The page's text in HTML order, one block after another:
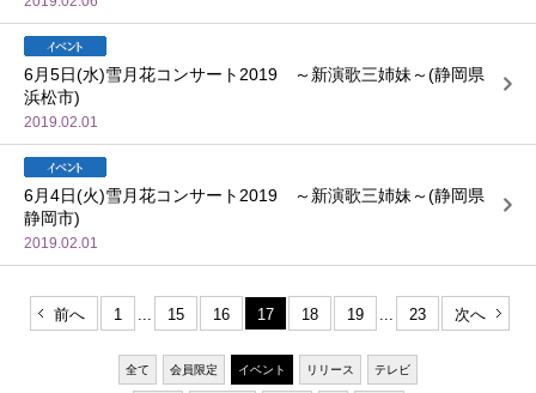
6月5日(水)雪月花コンサート2019 ～新演歌三姉妹～(静岡県
浜松市)
2019.02.01
6月4日(火)雪月花コンサート2019 ～新演歌三姉妹～(静岡県
静岡市)
2019.02.01
前へ 1 ... 15 16 17 18 19 ... 23 次へ
全て 会員限定 イベント リリース テレビ